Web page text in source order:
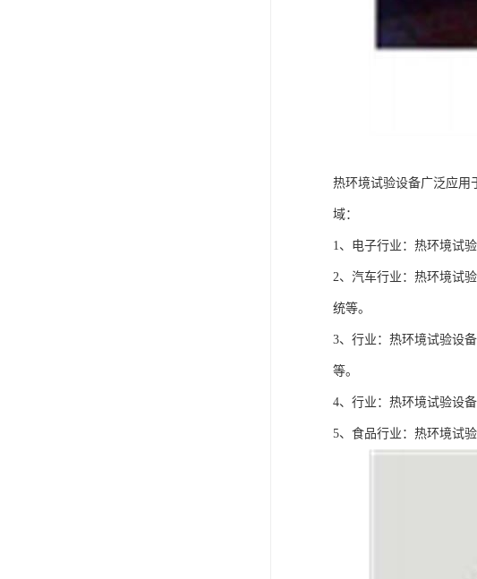
热环境试验设备广泛应用
域：
1、电子行业：热环境试
2、汽车行业：热环境试
统等。
3、行业：热环境试验设
等。
4、行业：热环境试验设
5、食品行业：热环境试